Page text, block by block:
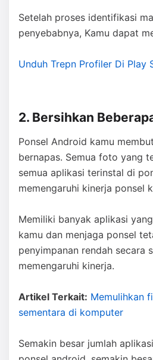
Setelah proses identifikasi
penyebabnya, Kamu dapat
Unduh Trepn Profiler Di Play
2. Bersihkan
Ponsel Android kamu
bernapas. Semua foto yang
semua aplikasi terinstal di
memengaruhi kinerja ponsel
Memiliki banyak aplikasi
kamu dan menjaga ponsel
penyimpanan rendah secara
memengaruhi kinerja.
Artikel Terkait: Memulihkan
sementara di komputer
Semakin besar jumlah